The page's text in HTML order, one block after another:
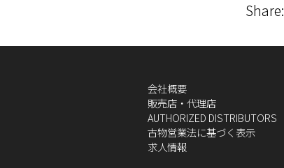
Share:
会社概要
販売店・代理店
AUTHORIZED DISTRIBUTORS
古物営業法に基づく表示
求人情報